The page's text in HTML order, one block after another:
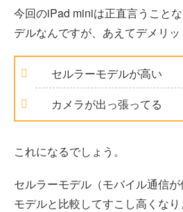
今回のiPad miniは正直言うこと
デルなんですが、あえてデメリッ
セルラーモデルが高い
カメラが出っ張ってる
これになるでしょう。
セルラーモデル（モバイル通信
モデルと比較してすこし高くなり